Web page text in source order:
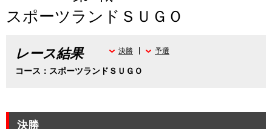
スポーツランドＳＵＧＯ
レース結果
コース：スポーツランドＳＵＧＯ
決勝 予選
決勝